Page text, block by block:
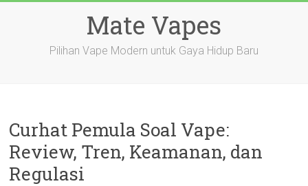
Mate Vapes
Pilihan Vape Modern untuk Gaya Hidup Baru
Curhat Pemula Soal Vape:
Review, Tren, Keamanan, dan
Regulasi